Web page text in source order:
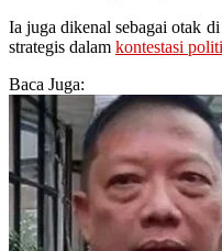
Ia juga dikenal sebagai otak
strategis dalam kontestasi
Baca Juga: